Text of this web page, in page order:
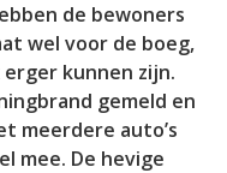
de bewoners
wel voor de boeg,
kunnen zijn.
gemeld en
meerdere auto’s
mee. De hevige